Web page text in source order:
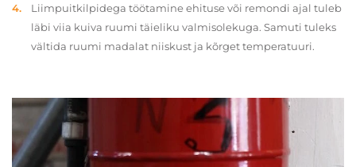
Liimpuitkilpidega töötamine ehituse või remondi ajal tuleb
läbi viia kuiva ruumi täieliku valmisolekuga. Samuti tuleks
vältida ruumi madalat niiskust ja kõrget temperatuuri.